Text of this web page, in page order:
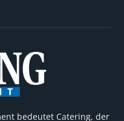
bedeutet Catering, der